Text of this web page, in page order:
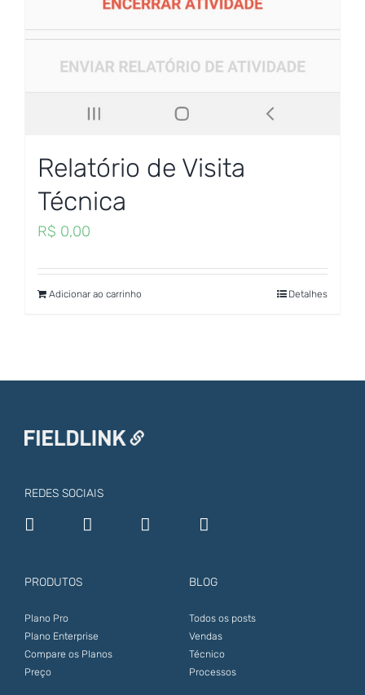
Relatório de Visita
Técnica
R$ 0,00
Adicionar ao carrinho Detalhes
REDES SOCIAIS
PRODUTOS
Plano Pro
Plano Enterprise
Compare os Planos
Preço
BLOG
Todos os posts
Vendas
Técnico
Processos